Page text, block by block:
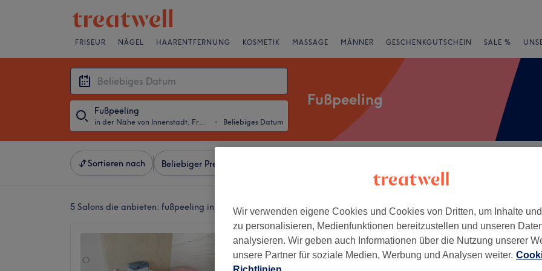
FRISEUR NÄGEL HAARENTFERNUNG KOSMETIK MASSAGE MÄNNER GESCHENKGUTSCHEIN SALE %
Fußpeeling
in der Nähe von Innenstadt, Frankfurt am Main ・ Beliebiges Datum
Fußpeeling
Sortieren nach Beliebiger Preis
5 Salons die anbieten: fußpeeling in der Nähe von Innenstadt, Frankfurt am Main
Fachfussplege Praxis Snezana
Kaljevic
+
−
Wir verwenden eigene Cookies und Cookies von Dritten, um Inhalte
zu personalisieren, Medienfunktionen bereitzustellen und unseren
analysieren. Wir geben auch Informationen über die Nutzung unserer
unsere Partner für soziale Medien, Werbung und Analysen weiter.